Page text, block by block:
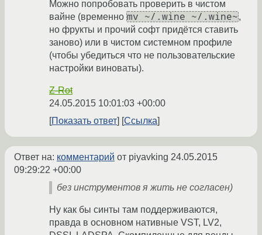
Можно попробовать проверить в чистом
вайне (временно mv ~/.wine ~/.wine~,
но фрукты и прочий софт придётся ставить
заново) или в чистом системном профиле
(чтобы убедиться что не пользовательские
настройки виноваты).
Z-Rot
24.05.2015 10:01:03 +00:00
Показать ответ
Ссылка
Ответ на: комментарий от piyavking 24.05.2015
09:29:22 +00:00
без инструментов я жить не согласен)
Ну как бы синты там поддерживаются,
правда в основном нативные VST, LV2,